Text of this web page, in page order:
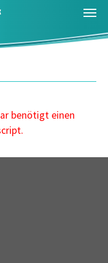
benötigt einen